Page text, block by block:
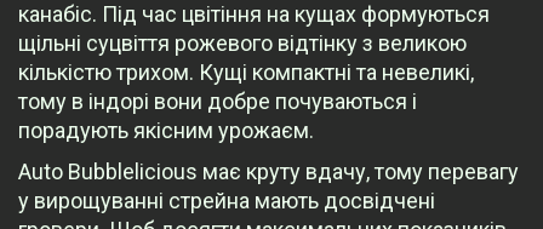
канабіс. Під час цвітіння на кущах формуються
щільні суцвіття рожевого відтінку з великою
кількістю трихом. Кущі компактні та невеликі,
тому в індорі вони добре почуваються і
порадують якісним урожаєм.
Auto Bubblelicious має круту вдачу, тому перевагу
у вирощуванні стрейна мають досвідчені